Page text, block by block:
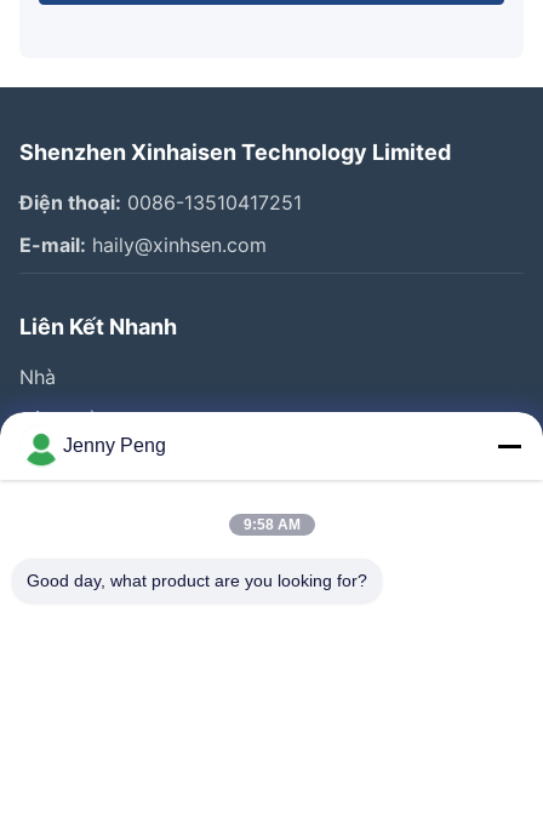
Shenzhen Xinhaisen Technology Limited
Điện thoại: 0086-13510417251
E-mail: haily@xinhsen.com
Liên Kết Nhanh
Nhà
Sản Phẩm
Video
Kiểm Soát Chất Lượng
Jenny Peng
9:58 AM
Good day, what product are you looking for?